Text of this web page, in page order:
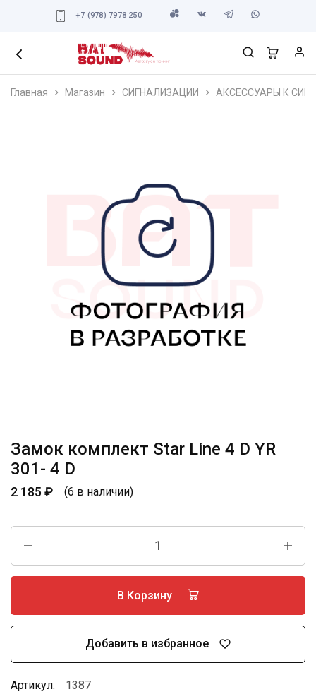
+7 (978) 7978 250
Главная Магазин СИГНАЛИЗАЦИИ АКСЕССУАРЫ К
Замок комплект Star Line 4 D YR
301- 4 D
2 185₽ (6 в наличии)
В Корзину
Добавить в избранное
Артикул:
1387